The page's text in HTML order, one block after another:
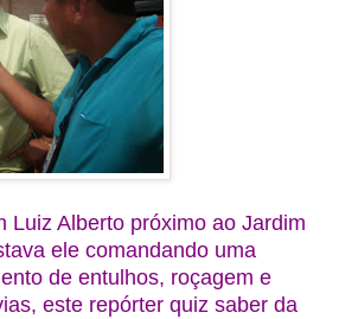
Luiz Alberto próximo ao Jardim
ele comandando uma
de entulhos, roçagem e
este repórter quiz saber da